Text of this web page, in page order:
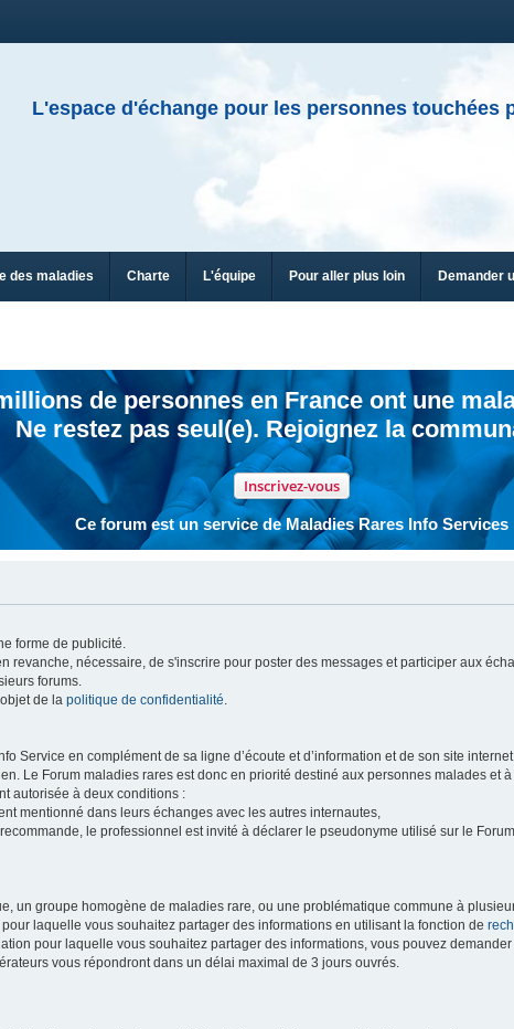
L'espace d'échange pour les personnes touchées
des maladies Charte L'équipe Pour aller plus loin Demander
de personnes en France ont une
Ne restez pas seul(e). Rejoignez la
Inscrivez-vous
Ce forum est un service de Maladies Rares Info Services
forme de publicité.
revanche, nécessaire, de s'inscrire pour poster des messages et participer aux
forums.
de la politique de confidentialité.
Service en complément de sa ligne d’écoute et d’information et de son site
Le Forum maladies rares est donc en priorité destiné aux personnes malades et
autorisée à deux conditions :
mentionné dans leurs échanges avec les autres internautes,
le professionnel est invité à déclarer le pseudonyme utilisé sur le
un groupe homogène de maladies rare, ou une problématique commune à
laquelle vous souhaitez partager des informations en utilisant la fonction de
pour laquelle vous souhaitez partager des informations, vous pouvez
vous répondront dans un délai maximal de 3 jours ouvrés.